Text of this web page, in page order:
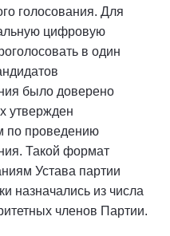
голосования. Для
цифровую
в один
было доверено
утвержден
по проведению
Такой формат
Устава партии
назначались из числа
членов Партии.